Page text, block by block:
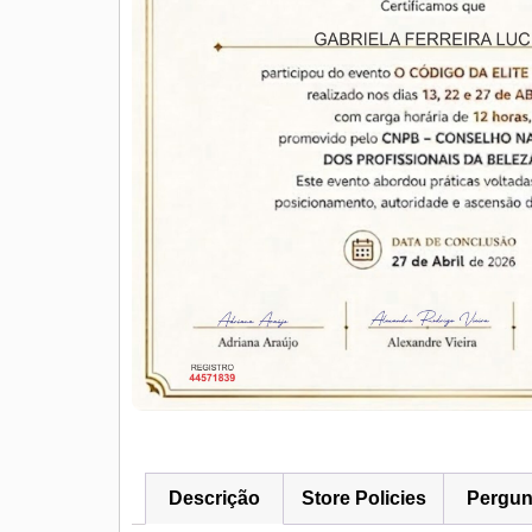
Descrição Store Policies